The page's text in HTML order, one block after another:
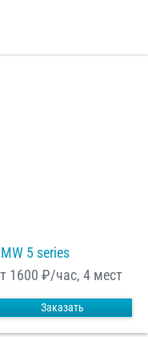
5 series
1600 ₽/час, 4 мест
Заказать